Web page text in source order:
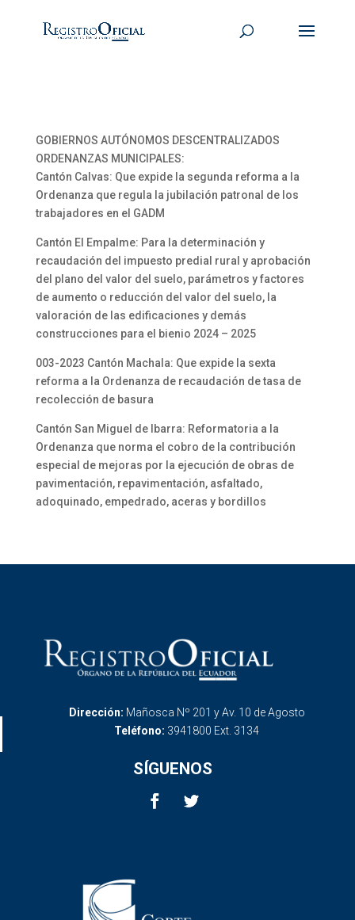
GOBIERNOS AUTÓNOMOS DESCENTRALIZADOS
ORDENANZAS MUNICIPALES:
Cantón Calvas: Que expide la segunda reforma a la
Ordenanza que regula la jubilación patronal de los
trabajadores en el GADM
Cantón El Empalme: Para la determinación y
recaudación del impuesto predial rural y aprobación
del plano del valor del suelo, parámetros y factores
de aumento o reducción del valor del suelo, la
valoración de las edificaciones y demás
construcciones para el bienio 2024 – 2025
003-2023 Cantón Machala: Que expide la sexta
reforma a la Ordenanza de recaudación de tasa de
recolección de basura
Cantón San Miguel de Ibarra: Reformatoria a la
Ordenanza que norma el cobro de la contribución
especial de mejoras por la ejecución de obras de
pavimentación, repavimentación, asfaltado,
adoquinado, empedrado, aceras y bordillos
Dirección: Mañosca Nº 201 y Av. 10 de Agosto
Teléfono: 3941800 Ext. 3134
SÍGUENOS